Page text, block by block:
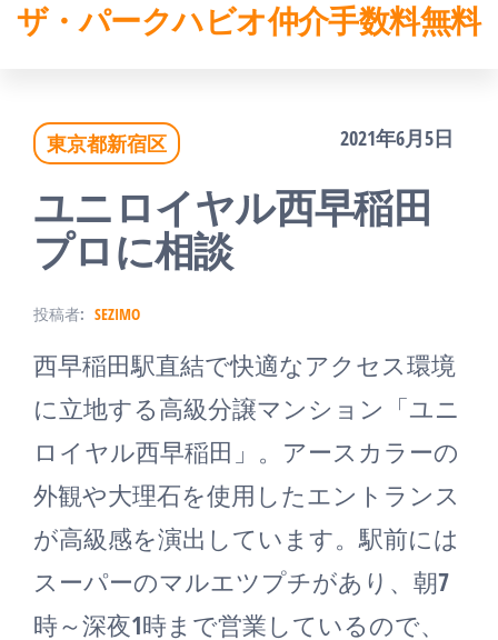
コザ・パークハビオ仲介手数料無料
東京都新宿区 2021年6月5日
ユニロイヤル西早稲田
プロに相談
投稿者: SEZIMO
西早稲田駅直結で快適なアクセス環境
に立地する高級分譲マンション「ユニ
ロイヤル西早稲田」。アースカラーの
外観や大理石を使用したエントランス
が高級感を演出しています。駅前には
スーパーのマルエツプチがあり、朝7
時～深夜1時まで営業しているので、